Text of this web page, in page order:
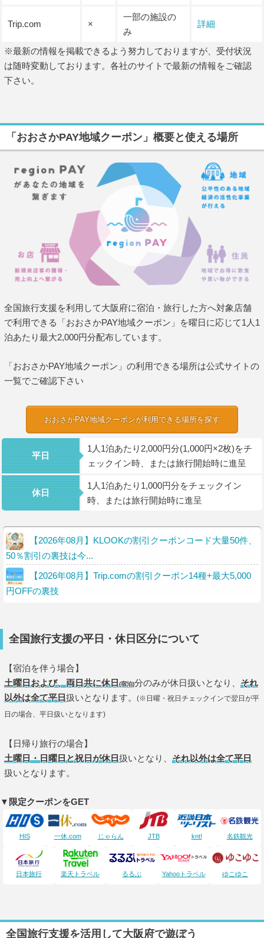
Trip.com ×
一部の施設の
み
詳細
※最新の情報を掲載できるよう努力しておりますが、受付状況
は随時変動しております。各社のサイトで最新の情報をご確認
下さい。
「おおさかPAY地域クーポン」概要と使える場所
全国旅行支援を利用して大阪府に宿泊・旅行した方へ対象店舗
で利用できる「おおさかPAY地域クーポン」を曜日に応じて1人1
泊あたり最大2,000円分配布しています。
「おおさかPAY地域クーポン」の利用できる場所は公式サイトの
一覧でご確認下さい
おおさかPAY地域クーポンが利用できる場所を探す
平日
1人1泊あたり2,000円分(1,000円×2枚)をチ
ェックイン時、または旅行開始時に進呈
休日
1人1泊あたり1,000円分をチェックイン
時、または旅行開始時に進呈
【2026年08月】KLOOKの割引クーポンコード大量50件、
50％割引の裏技は今...
【2026年08月】Trip.comの割引クーポン14種+最大5,000
円OFFの裏技
全国旅行支援の平日・休日区分について
【宿泊を伴う場合】
土曜日および、両日共に休日(宿泊)分のみが休日扱いとなり、 それ
以外は全て平日扱いとなります。
(※日曜・祝日チェックインで翌日が平
日の場合、平日扱いとなります)
【日帰り旅行の場合】
土曜日・日曜日と祝日が休日扱いとなり、 それ以外は全て平日
扱いとなります。
▼限定クーポンをGET
HIS 一休.com じゃらん JTB knt! 名鉄観光
日本旅行 楽天トラベル るるぶ Yahooトラベル ゆこゆこ
全国旅行支援を活用して大阪府で遊ぼう